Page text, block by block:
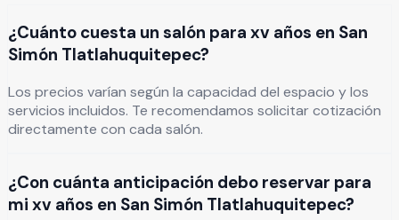
¿Cuánto cuesta un salón para xv años en San
Simón Tlatlahuquitepec?
Los precios varían según la capacidad del espacio y los
servicios incluidos. Te recomendamos solicitar cotización
directamente con cada salón.
¿Con cuánta anticipación debo reservar para
mi xv años en San Simón Tlatlahuquitepec?